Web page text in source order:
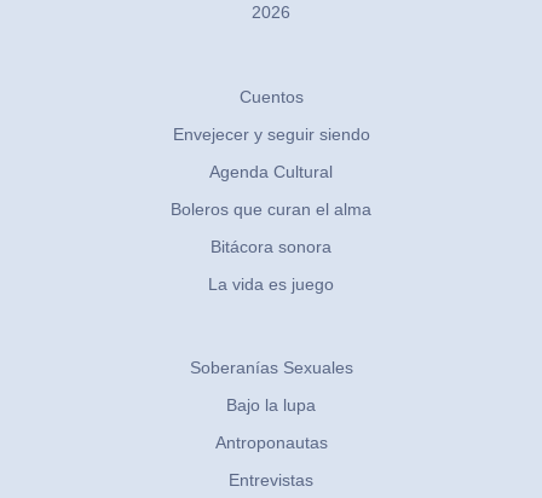
2026
Cuentos
Envejecer y seguir siendo
Agenda Cultural
Boleros que curan el alma
Bitácora sonora
La vida es juego
Soberanías Sexuales
Bajo la lupa
Antroponautas
Entrevistas